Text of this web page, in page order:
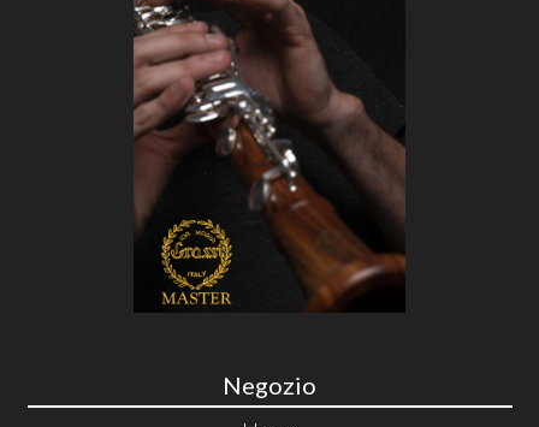
Negozio